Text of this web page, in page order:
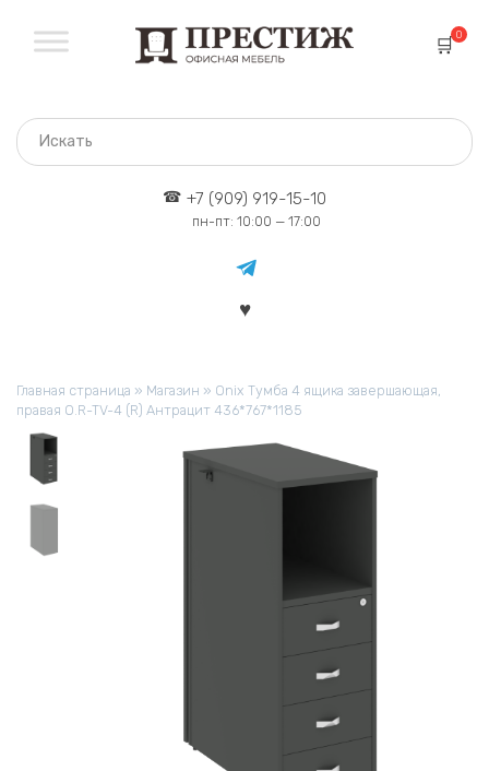
содержанию
0
+7 (909) 919-15-10
пн-пт: 10:00 — 17:00
Главная страница » Магазин » Onix Тумба 4 ящика завершающая,
правая O.R-TV-4 (R) Антрацит 436*767*1185